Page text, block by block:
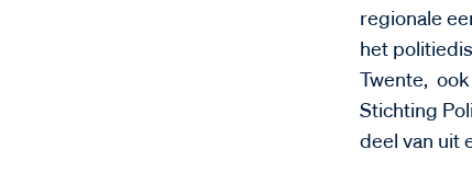
regionale
het
Twente,
Stichting
deel van uit